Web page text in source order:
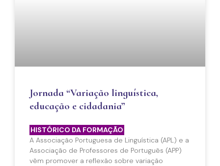
Jornada “Variação linguística,
educação e cidadania”
HISTÓRICO DA FORMAÇÃO
A Associação Portuguesa de Linguística (APL) e a
Associação de Professores de Português (APP)
vêm promover a reflexão sobre variação